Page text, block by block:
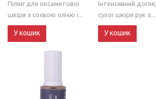
Пілінг для оксамитової
шкіри з соєвою олією і...
У кошик
Інтенсивний
сухої шкіри рук з...
У кошик